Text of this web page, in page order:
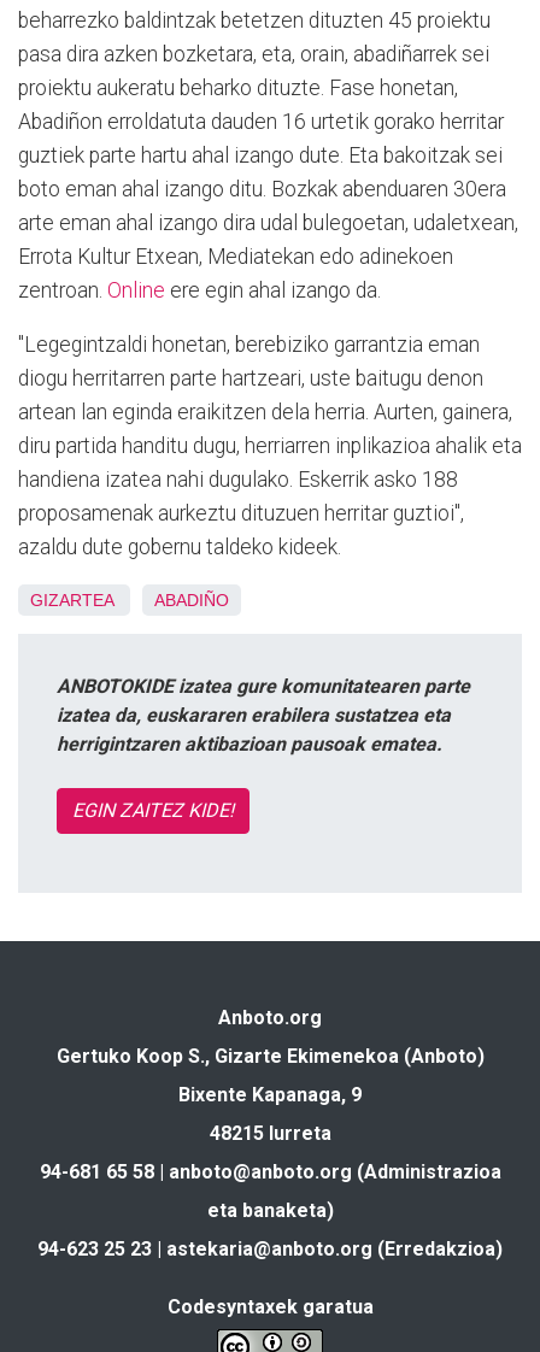
beharrezko baldintzak betetzen dituzten 45 proiektu
pasa dira azken bozketara, eta, orain, abadiñarrek sei
proiektu aukeratu beharko dituzte. Fase honetan,
Abadiñon erroldatuta dauden 16 urtetik gorako herritar
guztiek parte hartu ahal izango dute. Eta bakoitzak sei
boto eman ahal izango ditu. Bozkak abenduaren 30era
arte eman ahal izango dira udal bulegoetan, udaletxean,
Errota Kultur Etxean, Mediatekan edo adinekoen
zentroan. Online ere egin ahal izango da.
"Legegintzaldi honetan, berebiziko garrantzia eman
diogu herritarren parte hartzeari, uste baitugu denon
artean lan eginda eraikitzen dela herria. Aurten, gainera,
diru partida handitu dugu, herriarren inplikazioa ahalik eta
handiena izatea nahi dugulako. Eskerrik asko 188
proposamenak aurkeztu dituzuen herritar guztioi",
azaldu dute gobernu taldeko kideek.
GIZARTEA ABADIÑO
ANBOTOKIDE izatea gure komunitatearen parte
izatea da, euskararen erabilera sustatzea eta
herrigintzaren aktibazioan pausoak ematea.
EGIN ZAITEZ KIDE!
Anboto.org
Gertuko Koop S., Gizarte Ekimenekoa (Anboto)
Bixente Kapanaga, 9
48215 Iurreta
94-681 65 58 | anboto@anboto.org (Administrazioa
eta banaketa)
94-623 25 23 | astekaria@anboto.org (Erredakzioa)
Codesyntaxek garatua